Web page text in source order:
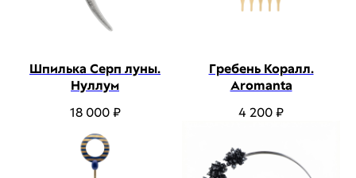
Шпилька Серп луны.
Нуллум
18 000 ₽
Гребень Коралл.
Aromanta
4 200₽